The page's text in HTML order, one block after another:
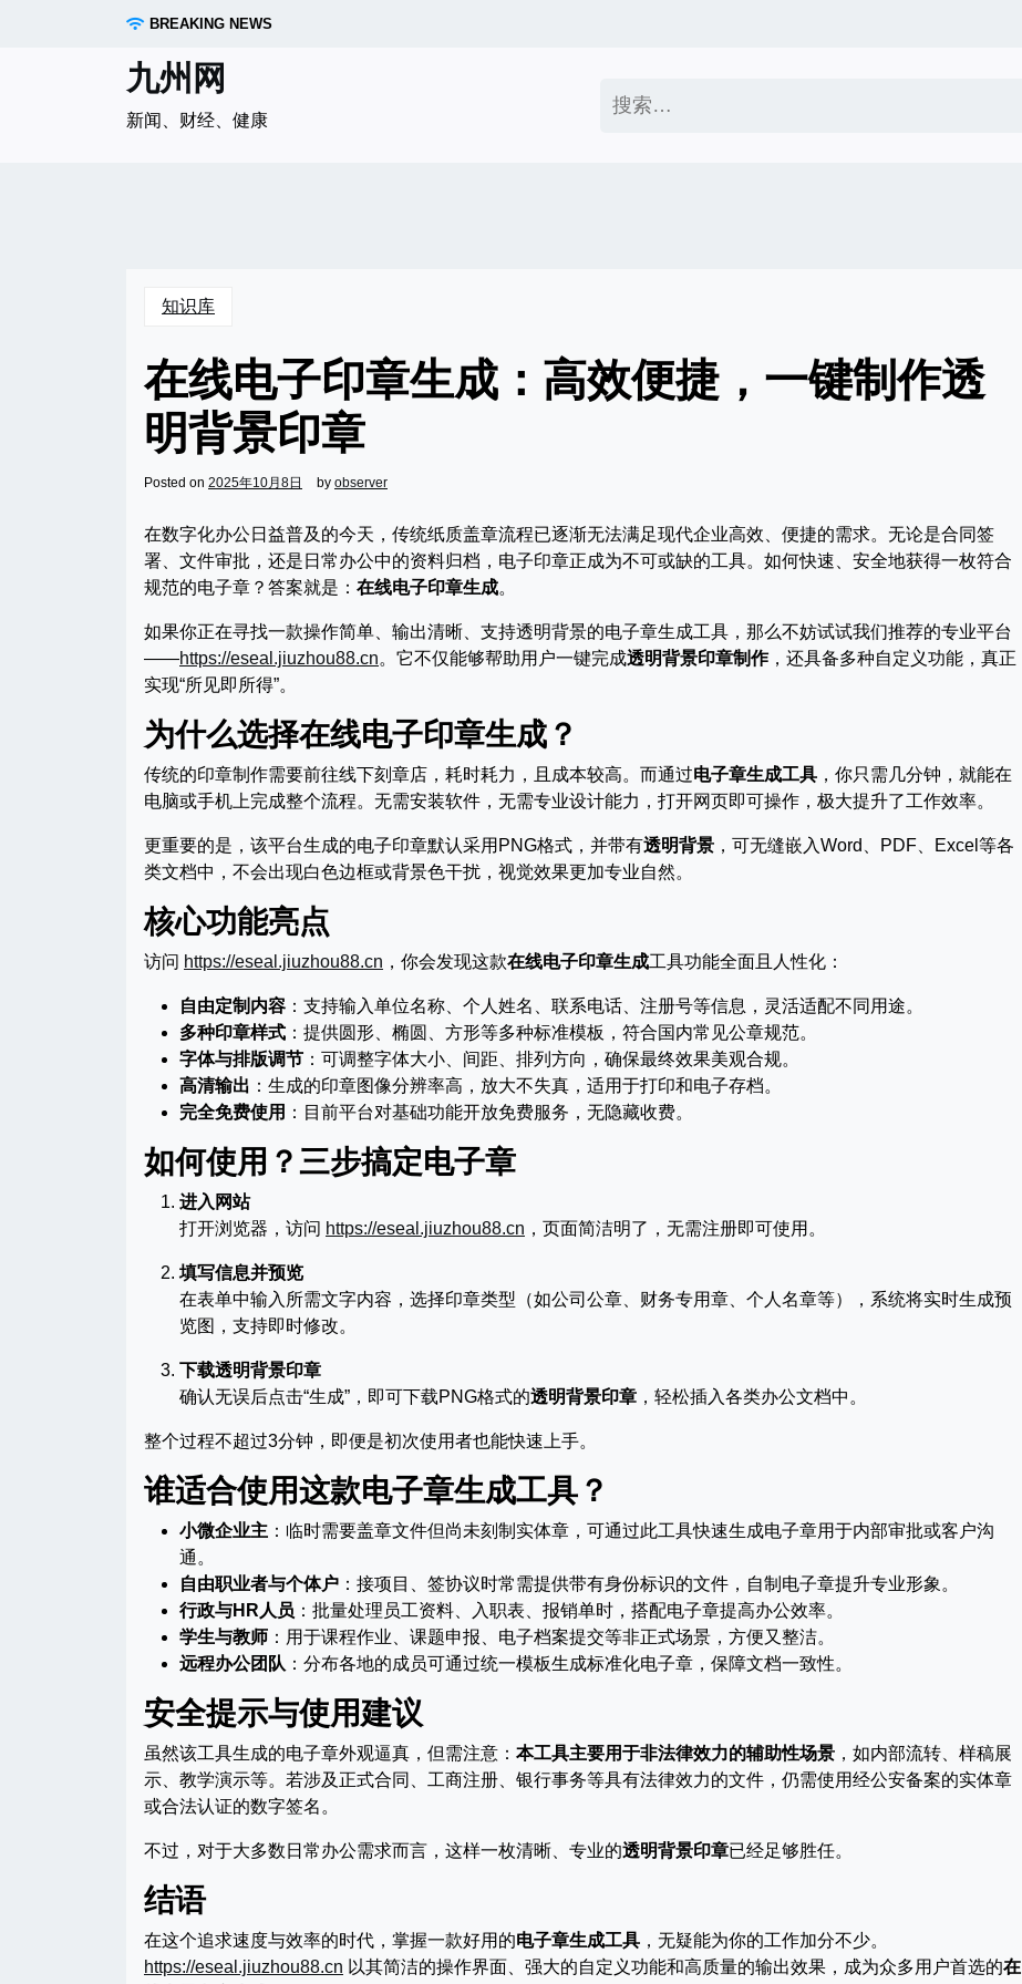
BREAKING NEWS
九州网
新闻、财经、健康
索：
知识库
在线电子印章生成：高效便捷，一键制作透
明背景印章
Posted on 2025年10月8日 by observer
在数字化办公日益普及的今天，传统纸质盖章流程已逐渐无法满足现代企业高效、便捷的需求。无论是合同签
署、文件审批，还是日常办公中的资料归档，电子印章正成为不可或缺的工具。如何快速、安全地获得一枚符合
规范的电子章？答案就是： 在线电子印章生成。
如果你正在寻找一款操作简单、输出清晰、支持透明背景的电子章生成工具，那么不妨试试我们推荐的专业平台
——https://eseal.jiuzhou88.cn。它不仅能够帮助用户一键完成透明背景印章制作，还具备多种自定义功能，真正
实现“所见即所得”。
为什么选择在线电子印章生成？
传统的印章制作需要前往线下刻章店，耗时耗力，且成本较高。而通过电子章生成工具 ，你只需几分钟，就能在
电脑或手机上完成整个流程。无需安装软件，无需专业设计能力，打开网页即可操作，极大提升了工作效率。
更重要的是，该平台生成的电子印章默认采用PNG格式，并带有透明背景 ，可无缝嵌入Word、PDF、Excel等各
类文档中，不会出现白色边框或背景色干扰，视觉效果更加专业自然。
核心功能亮点
访问 https://eseal.jiuzhou88.cn ，你会发现这款在线电子印章生成工具功能全面且人性化：
自由定制内容 ：支持输入单位名称、个人姓名、联系电话、注册号等信息，灵活适配不同用途。
多种印章样式 ：提供圆形、椭圆、方形等多种标准模板，符合国内常见公章规范。
字体与排版调节 ：可调整字体大小、间距、排列方向，确保最终效果美观合规。
高清输出 ：生成的印章图像分辨率高，放大不失真，适用于打印和电子存档。
完全免费使用 ：目前平台对基础功能开放免费服务，无隐藏收费。
如何使用？三步搞定电子章
进入网站
打开浏览器，访问 https://eseal.jiuzhou88.cn ，页面简洁明了，无需注册即可使用。
填写信息并预览
在表单中输入所需文字内容，选择印章类型（如公司公章、财务专用章、个人名章等），系统将实时生成预
览图，支持即时修改。
下载透明背景印章
确认无误后点击“生成”，即可下载PNG格式的透明背景印章 ，轻松插入各类办公文档中。
整个过程不超过3分钟，即便是初次使用者也能快速上手。
谁适合使用这款电子章生成工具？
小微企业主 ：临时需要盖章文件但尚未刻制实体章，可通过此工具快速生成电子章用于内部审批或客户沟
通。
自由职业者与个体户 ：接项目、签协议时常需提供带有身份标识的文件，自制电子章提升专业形象。
行政与HR人员 ：批量处理员工资料、入职表、报销单时，搭配电子章提高办公效率。
学生与教师 ：用于课程作业、课题申报、电子档案提交等非正式场景，方便又整洁。
远程办公团队 ：分布各地的成员可通过统一模板生成标准化电子章，保障文档一致性。
安全提示与使用建议
虽然该工具生成的电子章外观逼真，但需注意： 本工具主要用于非法律效力的辅助性场景 ，如内部流转、样稿展
示、教学演示等。若涉及正式合同、工商注册、银行事务等具有法律效力的文件，仍需使用经公安备案的实体章
或合法认证的数字签名。
不过，对于大多数日常办公需求而言，这样一枚清晰、专业的透明背景印章已经足够胜任。
结语
在这个追求速度与效率的时代，掌握一款好用的电子章生成工具 ，无疑能为你的工作加分不少。
https://eseal.jiuzhou88.cn 以其简洁的操作界面、强大的自定义功能和高质量的输出效果，成为众多用户首选的在